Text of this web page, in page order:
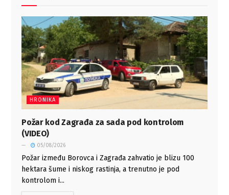
HRONIKA
Požar kod Zagrađa za sada pod kontrolom
(VIDEO)
05/08/2026
Požar između Borovca i Zagrađa zahvatio je blizu 100
hektara šume i niskog rastinja, a trenutno je pod
kontrolom i...